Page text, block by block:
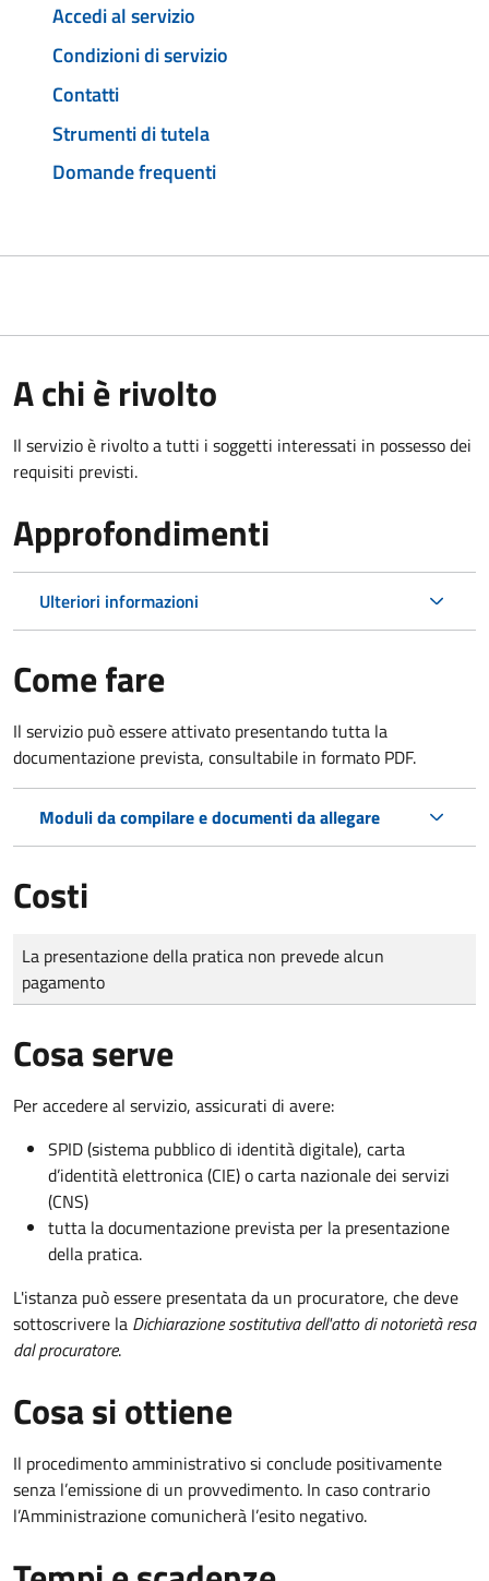
Accedi al servizio
Condizioni di servizio
Contatti
Strumenti di tutela
Domande frequenti
A chi è rivolto
Il servizio è rivolto a tutti i soggetti interessati in possesso dei
requisiti previsti.
Approfondimenti
Ulteriori informazioni
Come fare
Il servizio può essere attivato presentando tutta la
documentazione prevista, consultabile in formato PDF.
Moduli da compilare e documenti da allegare
Costi
Tipo di pagamento
Importo
La presentazione della pratica non prevede alcun
pagamento
Cosa serve
Per accedere al servizio, assicurati di avere:
SPID (sistema pubblico di identità digitale), carta
d’identità elettronica (CIE) o carta nazionale dei servizi
(CNS)
tutta la documentazione prevista per la presentazione
della pratica.
L'istanza può essere presentata da un procuratore, che deve
sottoscrivere la Dichiarazione sostitutiva dell'atto di notorietà resa
dal procuratore.
Cosa si ottiene
Il procedimento amministrativo si conclude positivamente
senza l’emissione di un provvedimento. In caso contrario
l’Amministrazione comunicherà l’esito negativo.